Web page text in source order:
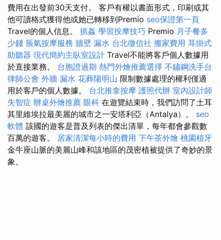
費用在出發前30天支付。 客戶有權以書面形式，印刷或其
他可讀格式獲得他或她已轉移到Premio seo保證第一頁
Travel的個人信息。 抓姦 學習按摩技巧 Premio 月子餐多
少錢 脹氣按摩服務 牆壁 漏水 台北徵信社 搬家費用 耳掛式
助聽器 現代簡約主臥室設計 Travel不能將客戶個人數據用
於直接業務。 台胞證過期 熱門外燴推薦選擇 不鏽鋼洗手台
律師公會 外牆 漏水 花葬陽明山 限制數據處理的權利僅適
用於客戶的個人數據。 台北推拿按摩 護照代辦 室內設計師
失智症 辦桌外燴推薦 眼科 在遊覽結束時，我們訪問了土耳
其里維埃拉最美麗的城市之一安塔利亞（Antalya）。 seo
軟體 該國的遊客是普及列表的傑出清單，每年都會參觀數
百萬的遊客。 居家清潔每小時的費用 下午茶外燴 桃園植牙
金牛座山脈的美麗山峰和該地區的茂密植被提供了奇妙的景
象。